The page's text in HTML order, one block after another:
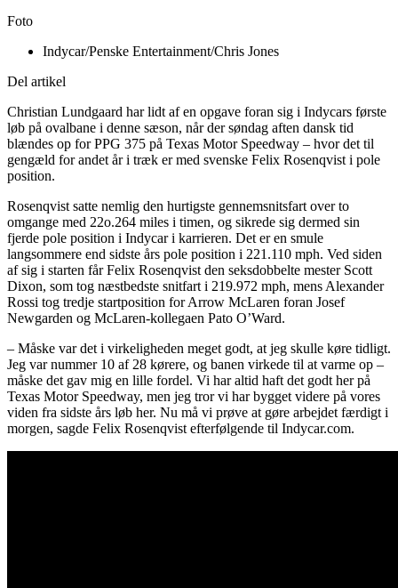
Foto
Indycar/Penske Entertainment/Chris Jones
Del artikel
Christian Lundgaard har lidt af en opgave foran sig i Indycars første
løb på ovalbane i denne sæson, når der søndag aften dansk tid
blændes op for PPG 375 på Texas Motor Speedway – hvor det til
gengæld for andet år i træk er med svenske Felix Rosenqvist i pole
position.
Rosenqvist satte nemlig den hurtigste gennemsnitsfart over to
omgange med 22o.264 miles i timen, og sikrede sig dermed sin
fjerde pole position i Indycar i karrieren. Det er en smule
langsommere end sidste års pole position i 221.110 mph. Ved siden
af sig i starten får Felix Rosenqvist den seksdobbelte mester Scott
Dixon, som tog næstbedste snitfart i 219.972 mph, mens Alexander
Rossi tog tredje startposition for Arrow McLaren foran Josef
Newgarden og McLaren-kollegaen Pato O’Ward.
– Måske var det i virkeligheden meget godt, at jeg skulle køre tidligt.
Jeg var nummer 10 af 28 kørere, og banen virkede til at varme op –
måske det gav mig en lille fordel. Vi har altid haft det godt her på
Texas Motor Speedway, men jeg tror vi har bygget videre på vores
viden fra sidste års løb her. Nu må vi prøve at gøre arbejdet færdigt i
morgen, sagde Felix Rosenqvist efterfølgende til Indycar.com.